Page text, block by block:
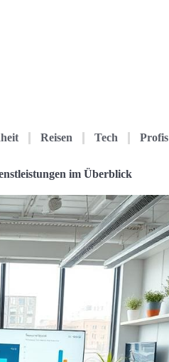
Reisen Tech Profis
im Überblick